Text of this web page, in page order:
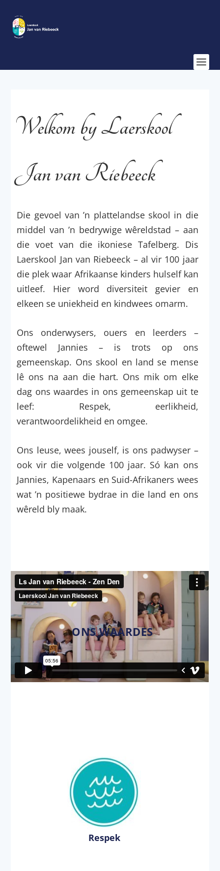
Welkom by Laerskool
Jan van Riebeeck
Die gevoel van ’n plattelandse skool in die
middel van ’n bedrywige wêreldstad – aan
die voet van die ikoniese Tafelberg. Dis
Laerskool Jan van Riebeeck – al vir 100 jaar
die plek waar Afrikaanse kinders hulself kan
uitleef. Hier word diversiteit gevier en
elkeen se uniekheid en kindwees omarm.
Ons onderwysers, ouers en leerders –
oftewel Jannies – is trots op ons
gemeenskap. Ons skool en land se mense
lê ons na aan die hart. Ons mik om elke
dag ons waardes in ons gemeenskap uit te
leef: Respek, eerlikheid,
verantwoordelikheid en omgee.
Ons leuse, wees jouself, is ons padwyser –
ook vir die volgende 100 jaar. Só kan ons
Jannies, Kapenaars en Suid-Afrikaners wees
wat ’n positiewe bydrae in die land en ons
wêreld bly maak.
ONS WAARDES
Respek